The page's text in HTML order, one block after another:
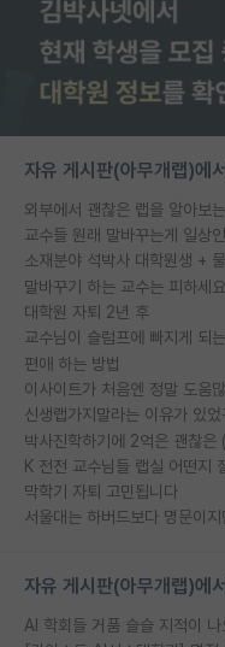
자유 게시판(아무개랩)에
외부에서 괜찮은 랩을 알아보
교수들 원래 말바꾸는게 일상
소재분야 석박사 대학원생 +
말바꾸기 하는 교수는 피하세요
대학원 자퇴 2년 후
교수님이 슬럼프에 빠지게 되
편애 하는 방법
이사이트가 처음엔 정말 도움많
신생랩가지말라는 이유가 있었
K 전전 교수님들 랩실 어떤지
막학기 자퇴 고민됩니다
서울대는 하버드보다 명문이지
자유 게시판(아무개랩)에
AI 학회들 거품 슬슬 지적이 나